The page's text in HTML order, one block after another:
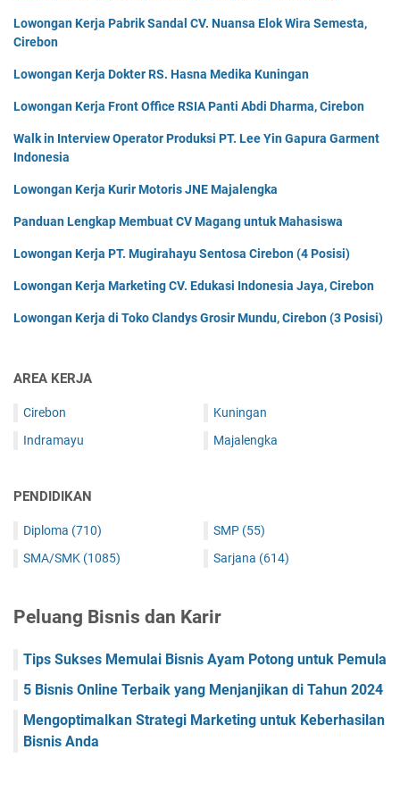
Lowongan Kerja Pabrik Sandal CV. Nuansa Elok Wira Semesta,
Cirebon
Lowongan Kerja Dokter RS. Hasna Medika Kuningan
Lowongan Kerja Front Office RSIA Panti Abdi Dharma, Cirebon
Walk in Interview Operator Produksi PT. Lee Yin Gapura Garment
Indonesia
Lowongan Kerja Kurir Motoris JNE Majalengka
Panduan Lengkap Membuat CV Magang untuk Mahasiswa
Lowongan Kerja PT. Mugirahayu Sentosa Cirebon (4 Posisi)
Lowongan Kerja Marketing CV. Edukasi Indonesia Jaya, Cirebon
Lowongan Kerja di Toko Clandys Grosir Mundu, Cirebon (3 Posisi)
AREA KERJA
Cirebon
Indramayu
Kuningan
Majalengka
PENDIDIKAN
Diploma (710)
SMA/SMK (1085)
SMP (55)
Sarjana (614)
Peluang Bisnis dan Karir
Tips Sukses Memulai Bisnis Ayam Potong untuk Pemula
5 Bisnis Online Terbaik yang Menjanjikan di Tahun 2024
Mengoptimalkan Strategi Marketing untuk Keberhasilan
Bisnis Anda